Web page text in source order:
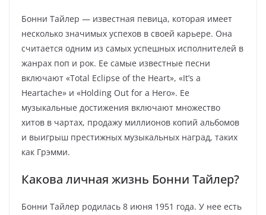
Бонни Тайлер — известная певица, которая имеет
несколько значимых успехов в своей карьере. Она
считается одним из самых успешных исполнителей в
жанрах поп и рок. Ее самые известные песни
включают «Total Eclipse of the Heart», «It’s a
Heartache» и «Holding Out for a Hero». Ее
музыкальные достижения включают множество
хитов в чартах, продажу миллионов копий альбомов
и выигрыш престижных музыкальных наград, таких
как Грэмми.
Какова личная жизнь Бонни Тайлер?
Бонни Тайлер родилась 8 июня 1951 года. У нее есть